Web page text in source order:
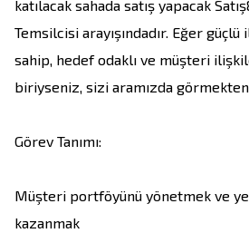
katılacak sahada satış yapacak
Temsilcisi arayışındadır. Eğer
sahip, hedef odaklı ve müşteri
biriyseniz, sizi aramızda
Görev Tanımı:
Müşteri portföyünü yönetmek ve
kazanmak